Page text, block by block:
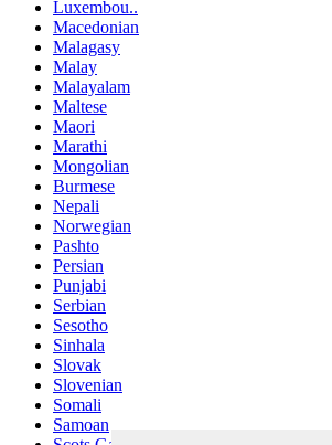
Luxembou..
Macedonian
Malagasy
Malay
Malayalam
Maltese
Maori
Marathi
Mongolian
Burmese
Nepali
Norwegian
Pashto
Persian
Punjabi
Serbian
Sesotho
Sinhala
Slovak
Slovenian
Somali
Samoan